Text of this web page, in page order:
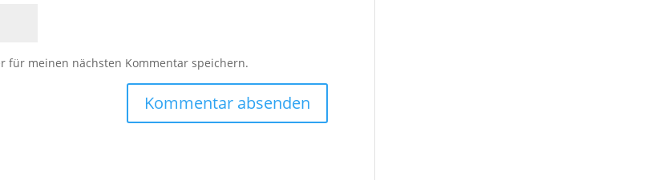
für meinen nächsten Kommentar speichern.